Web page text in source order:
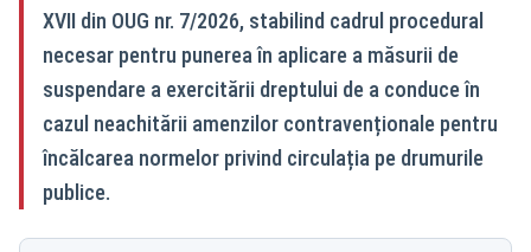
XVII din OUG nr. 7/2026, stabilind cadrul procedural
necesar pentru punerea în aplicare a măsurii de
suspendare a exercitării dreptului de a conduce în
cazul neachitării amenzilor contravenționale pentru
încălcarea normelor privind circulația pe drumurile
publice.